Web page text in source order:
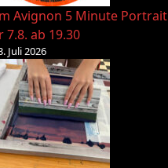
Avignon 5 Minute Portrait
7.8. ab 19.30
Juli 2026